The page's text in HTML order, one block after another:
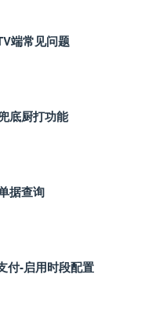
端常见问题
底厨打功能
据查询
付‑启用时段配置